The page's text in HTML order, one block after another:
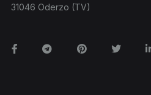
31046 Oderzo (TV)
FacebookTelegramPinterest